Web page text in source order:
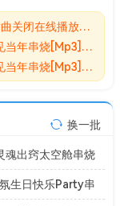
的网盘在进行播放！！！
徐闻DJ小宝-国粤语FunkyHouse依然在不见当年串烧[Mp3]无损MP3歌曲免费下载储存于夸克网盘，夸克网盘为阿里旗下，资源转存到自己的网盘可以在线播放与下载。
徐闻DJ小宝-国粤语FunkyHouse依然在不见当年串烧[Mp3]网盘下载收集于网络，作品版权为原作者所有。如本站有侵害到您权益的歌曲请来信告知我们，我们会立即删除侵害到您权益的内容。
换一批
魂出窍太空舱串烧
生日快乐Party串